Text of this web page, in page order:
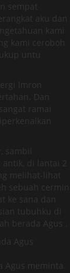
sempat
aku dan
kami
kami ceroboh
untu
Imron
Dan
ramai
antik, di lantai 2
melihat-lihat
sebuah cermin
ke sana dan
tubuhku di
berada Agus .
Agus
meminta